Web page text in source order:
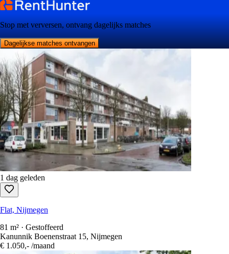
Stop met verversen, ontvang dagelijks matches
Dagelijkse matches ontvangen
1 dag geleden
Flat, Nijmegen
81 m² · Gestoffeerd
Kanunnik Boenenstraat 15, Nijmegen
€ 1.050,- /maand